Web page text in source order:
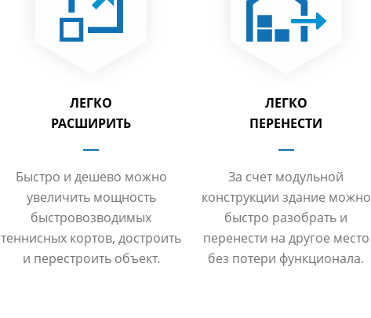
ЛЕГКО
РАСШИРИТЬ
Быстро и дешево можно
увеличить мощность
быстровозводимых
теннисных кортов, достроить
и перестроить объект.
ЛЕГКО
ПЕРЕНЕСТИ
За счет модульной
конструкции здание можно
быстро разобрать и
перенести на другое место
без потери функционала.